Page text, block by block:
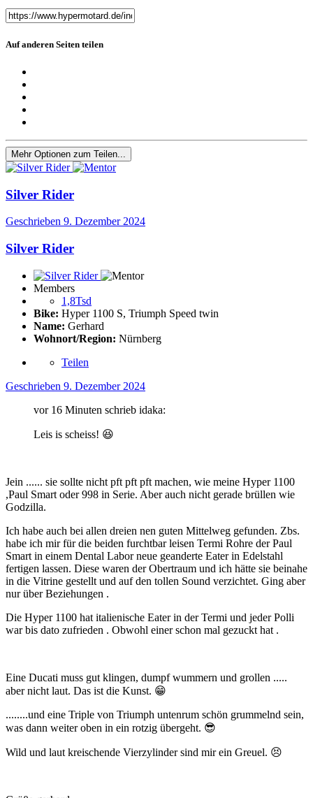
Auf anderen Seiten teilen
Mehr Optionen zum Teilen...
Silver Rider
Geschrieben 9. Dezember 2024
Silver Rider
Members
1,8Tsd
Bike: Hyper 1100 S, Triumph Speed twin
Name: Gerhard
Wohnort/Region: Nürnberg
Teilen
Geschrieben 9. Dezember 2024
vor 16 Minuten schrieb idaka:
Leis is scheiss! 😆
Jein ...... sie sollte nicht pft pft pft machen, wie meine Hyper 1100
,Paul Smart oder 998 in Serie. Aber auch nicht gerade brüllen wie
Godzilla.
Ich habe auch bei allen dreien nen guten Mittelweg gefunden. Zbs.
habe ich mir für die beiden furchtbar leisen Termi Rohre der Paul
Smart in einem Dental Labor neue geanderte Eater in Edelstahl
fertigen lassen. Diese waren der Obertraum und ich hätte sie beinahe
in die Vitrine gestellt und auf den tollen Sound verzichtet. Ging aber
nur über Beziehungen .
Die Hyper 1100 hat italienische Eater in der Termi und jeder Polli
war bis dato zufrieden . Obwohl einer schon mal gezuckt hat .
Eine Ducati muss gut klingen, dumpf wummern und grollen .....
aber nicht laut. Das ist die Kunst. 😁
........und eine Triple von Triumph untenrum schön grummelnd sein,
was dann weiter oben in ein rotzig übergeht. 😎
Wild und laut kreischende Vierzylinder sind mir ein Greuel. 😣